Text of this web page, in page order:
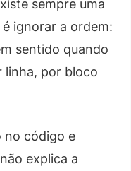
sempre uma
ignorar a ordem:
sentido quando
linha, por bloco
no código e
explica a